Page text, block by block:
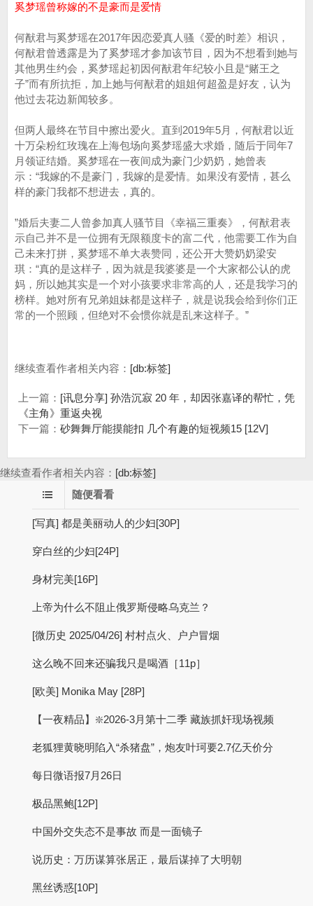
奚梦瑶曾称嫁的不是豪而是爱情
何猷君与奚梦瑶在2017年因恋爱真人骚《爱的时差》相识，
何猷君曾透露是为了奚梦瑶才参加该节目，因为不想看到她与
其他男生约会，奚梦瑶起初因何猷君年纪较小且是“赌王之
子”而有所抗拒，加上她与何猷君的姐姐何超盈是好友，认为
他过去花边新闻较多。
但两人最终在节目中擦出爱火。直到2019年5月，何猷君以近
十万朵粉红玫瑰在上海包场向奚梦瑶盛大求婚，随后于同年7
月领证结婚。奚梦瑶在一夜间成为豪门少奶奶，她曾表
示：“我嫁的不是豪门，我嫁的是爱情。如果没有爱情，甚么
样的豪门我都不想进去，真的。
”婚后夫妻二人曾参加真人骚节目《幸福三重奏》，何猷君表
示自己并不是一位拥有无限额度卡的富二代，他需要工作为自
己未来打拼，奚梦瑶不单大表赞同，还公开大赞奶奶梁安
琪：“真的是这样子，因为就是我婆婆是一个大家都公认的虎
妈，所以她其实是一个对小孩要求非常高的人，还是我学习的
榜样。她对所有兄弟姐妹都是这样子，就是说我会给到你们正
常的一个照顾，但绝对不会惯你就是乱来这样子。”
继续查看作者相关内容： [db:标签]
上一篇： [讯息分享] 孙浩沉寂 20 年，却因张嘉译的帮忙，凭
《主角》重返央视
下一篇： 砂舞舞厅能摸能扣 几个有趣的短视频15 [12V]
继续查看作者相关内容： [db:标签]
随便看看
[写真] 都是美丽动人的少妇[30P]
穿白丝的少妇[24P]
身材完美[16P]
上帝为什么不阻止俄罗斯侵略乌克兰？
[微历史 2025/04/26] 村村点火、户户冒烟
这么晚不回来还骗我只是喝酒［11p］
[欧美] Monika May [28P]
【一夜精品】❇️2026-3月第十二季 藏族抓奸现场视频
老狐狸黄晓明陷入“杀猪盘”，炮友叶珂要2.7亿天价分
每日微语报7月26日
极品黑鲍[12P]
中国外交失态不是事故 而是一面镜子
说历史：万历谋算张居正，最后谋掉了大明朝
黑丝诱惑[10P]